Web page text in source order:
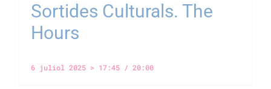
Sortides Culturals. The
Hours
6 juliol 2025 > 17:45/ 20:00